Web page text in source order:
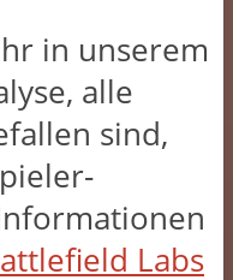
in unserem
alle
sind,
Labs